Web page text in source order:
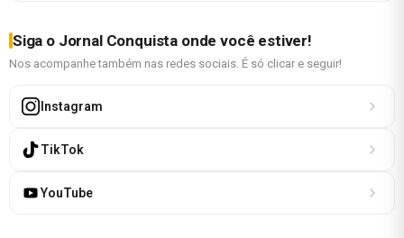
Siga o Jornal Conquista onde você estiver!
Nos acompanhe também nas redes sociais. É só clicar e seguir!
Instagram
TikTok
YouTube